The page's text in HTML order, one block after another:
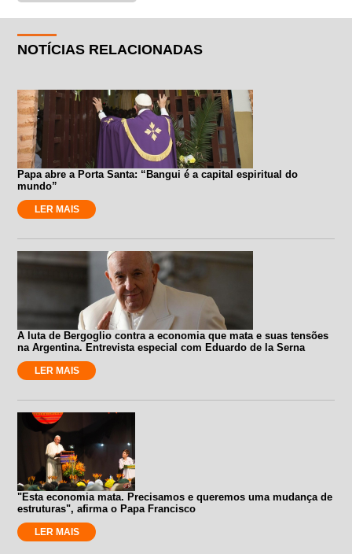
NOTÍCIAS RELACIONADAS
Papa abre a Porta Santa: “Bangui é a capital espiritual do
mundo”
LER MAIS
A luta de Bergoglio contra a economia que mata e suas tensões
na Argentina. Entrevista especial com Eduardo de la Serna
LER MAIS
"Esta economia mata. Precisamos e queremos uma mudança de
estruturas", afirma o Papa Francisco
LER MAIS